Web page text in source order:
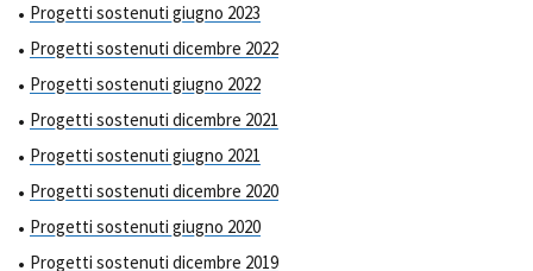
Progetti sostenuti giugno 2023
Progetti sostenuti dicembre 2022
Progetti sostenuti giugno 2022
Progetti sostenuti dicembre 2021
Progetti sostenuti giugno 2021
Progetti sostenuti dicembre 2020
Progetti sostenuti giugno 2020
Progetti sostenuti dicembre 2019